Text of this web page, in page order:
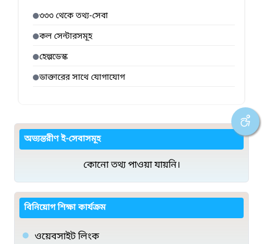
৩৩৩ থেকে তথ্য-সেবা
কল সেন্টারসমূহ
হেল্পডেস্ক
ডাক্তারের সাথে যোগাযোগ
অভ্যন্তরীণ ই-সেবাসমূহ
কোনো তথ্য পাওয়া যায়নি।
বিনিয়োগ শিক্ষা কার্যক্রম
ওয়েবসাইট লিংক